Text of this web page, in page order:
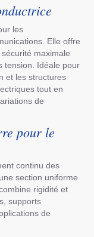
les
Elle offre
maximale
tension. Idéale pour
et les structures
tout en
de
pour le
continu des
section uniforme
rigidité et
supports
de